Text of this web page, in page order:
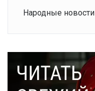
Народные новости